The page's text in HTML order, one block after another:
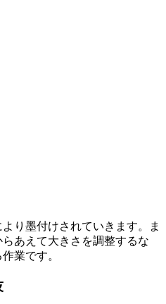
り墨付けされていきます。ま
あえて大きさを調整するな
業です。